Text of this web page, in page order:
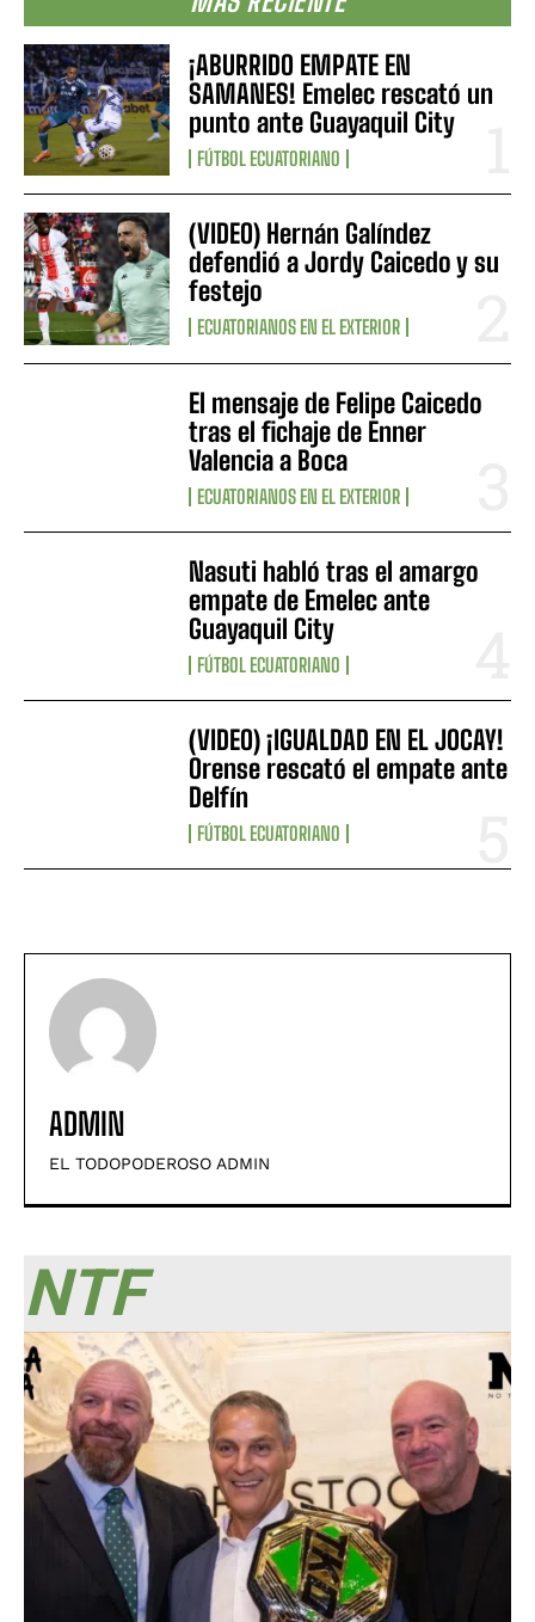
¡ABURRIDO EMPATE EN
SAMANES! Emelec rescató un
punto ante Guayaquil City
FÚTBOL ECUATORIANO
(VIDEO) Hernán Galíndez
defendió a Jordy Caicedo y su
festejo
ECUATORIANOS EN EL EXTERIOR
El mensaje de Felipe Caicedo
tras el fichaje de Enner
Valencia a Boca
ECUATORIANOS EN EL EXTERIOR
Nasuti habló tras el amargo
empate de Emelec ante
Guayaquil City
FÚTBOL ECUATORIANO
(VIDEO) ¡IGUALDAD EN EL JOCAY!
Orense rescató el empate ante
Delfín
FÚTBOL ECUATORIANO
ADMIN
EL TODOPODEROSO ADMIN
NTF